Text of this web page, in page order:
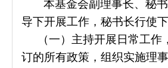
本基金会副理事长、秘
导下开展工作，秘书长行使下
（一）主持开展日常工作
订的所有政策，组织实施理